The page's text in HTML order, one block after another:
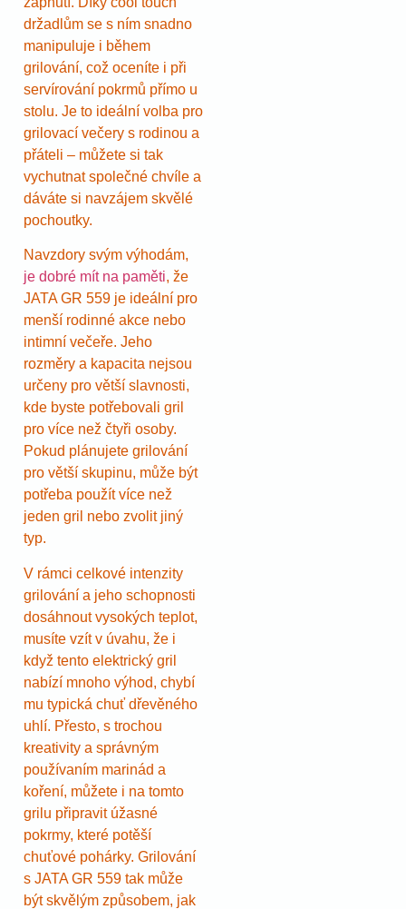
držadlům se s ním snadno
manipuluje i během
grilování, což oceníte i při
servírování pokrmů přímo u
stolu. Je to ideální volba pro
grilovací večery s rodinou a
přáteli – můžete si tak
vychutnat společné chvíle a
dáváte si navzájem skvělé
pochoutky.
Navzdory svým výhodám,
je dobré mít na paměti, že
JATA GR 559 je ideální pro
menší rodinné akce nebo
intimní večeře. Jeho
rozměry a kapacita nejsou
určeny pro větší slavnosti,
kde byste potřebovali gril
pro více než čtyři osoby.
Pokud plánujete grilování
pro větší skupinu, může být
potřeba použít více než
jeden gril nebo zvolit jiný
typ.
V rámci celkové intenzity
grilování a jeho schopnosti
dosáhnout vysokých teplot,
musíte vzít v úvahu, že i
když tento elektrický gril
nabízí mnoho výhod, chybí
mu typická chuť dřevěného
uhlí. Přesto, s trochou
kreativity a správným
používaním marinád a
koření, můžete i na tomto
grilu připravit úžasné
pokrmy, které potěší
chuťové pohárky. Grilování
s JATA GR 559 tak může
být skvělým způsobem, jak